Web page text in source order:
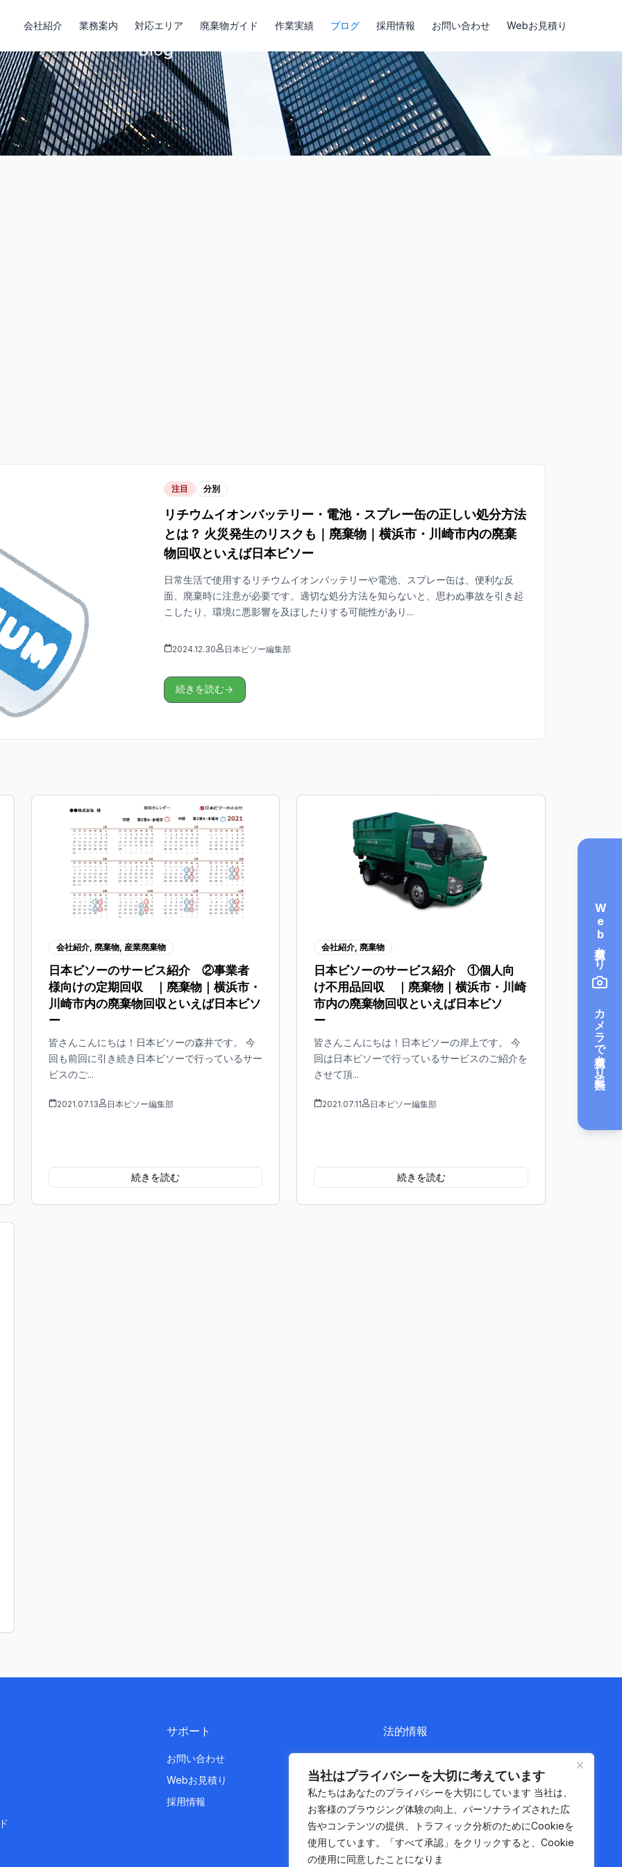
当社はプライバシーを大切に考えています
私たちはあなたのプライバシーを大切にしています 当社は、
お客様のブラウジング体験の向上、パーソナライズされた広
告やコンテンツの提供、トラフィック分析のためにCookieを
使用しています。「すべて承認」をクリックすると、Cookie
の使用に同意したことになりま
会社紹介 業務案内 対応エリア 廃棄物ガイド 作業実績 ブログ 採用情報 お問い合わせ Webお見積り
ブログ
Blog
注目 分別
リチウムイオンバッテリー・電池・スプレー缶の正しい処分方法
とは？ 火災発生のリスクも｜廃棄物｜横浜市・川崎市内の廃棄
物回収といえば日本ビソー
日常生活で使用するリチウムイオンバッテリーや電池、スプレー缶は、便利な反
面、廃棄時に注意が必要です。適切な処分方法を知らないと、思わぬ事故を引き起
こしたり、環境に悪影響を及ぼしたりする可能性があり...
2024.12.30 日本ビソー編集部
続きを読む
会社紹介, 廃棄物, 産業廃棄物
日本ビソーのサービス紹介 ②事業者
様向けの定期回収 ｜廃棄物｜横浜市・
川崎市内の廃棄物回収といえば日本ビソ
ー
皆さんこんにちは！日本ビソーの森井です。 今
回も前回に引き続き日本ビソーで行っているサー
ビスのご...
2021.07.13 日本ビソー編集部
続きを読む
会社紹介,廃棄物
日本ビソーのサービス紹介 ①個人向
け不用品回収 ｜廃棄物｜横浜市・川崎
市内の廃棄物回収といえば日本ビソ
ー
皆さんこんにちは！日本ビソーの岸上です。 今
回は日本ビソーで行っているサービスのご紹介を
させて頂...
2021.07.11 日本ビソー編集部
続きを読む
サポート
お問い合わせ
Webお見積り
採用情報
法的情報
利用規約
サイトマップ
Web見積もり
カメラで見積もり（無料）